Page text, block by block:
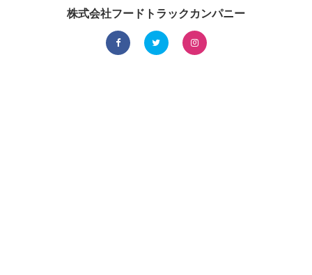
株式会社フードトラックカンパニー